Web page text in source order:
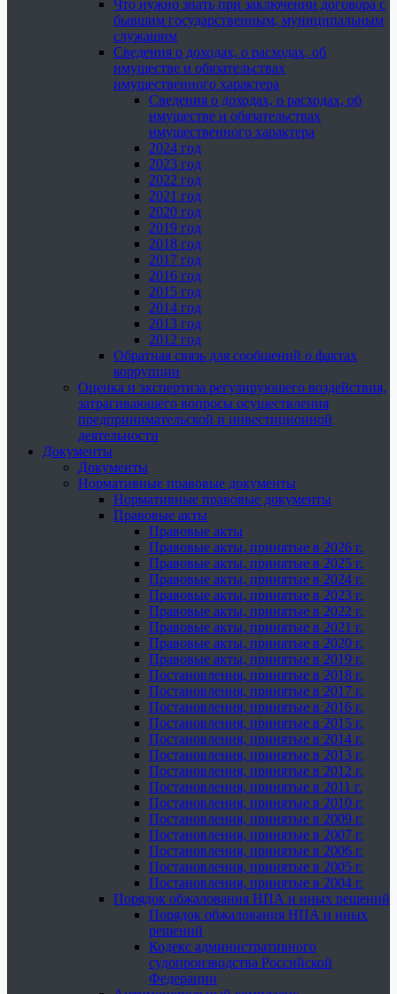
Что нужно знать при заключении договора с
бывшим государственным, муниципальным
служащим
Сведения о доходах, о расходах, об
имуществе и обязательствах
имущественного характера
Сведения о доходах, о расходах, об
имуществе и обязательствах
имущественного характера
2024 год
2023 год
2022 год
2021 год
2020 год
2019 год
2018 год
2017 год
2016 год
2015 год
2014 год
2013 год
2012 год
Обратная связь для сообщений о фактах
коррупции
Оценка и экспертиза регулирующего воздействия,
затрагивающего вопросы осуществления
предпринимательской и инвестиционной
деятельности
Документы
Документы
Нормативные правовые документы
Нормативные правовые документы
Правовые акты
Правовые акты
Правовые акты, принятые в 2026 г.
Правовые акты, принятые в 2025 г.
Правовые акты, принятые в 2024 г.
Правовые акты, принятые в 2023 г.
Правовые акты, принятые в 2022 г.
Правовые акты, принятые в 2021 г.
Правовые акты, принятые в 2020 г.
Правовые акты, принятые в 2019 г.
Постановления, принятые в 2018 г.
Постановления, принятые в 2017 г.
Постановления, принятые в 2016 г.
Постановления, принятые в 2015 г.
Постановления, принятые в 2014 г.
Постановления, принятые в 2013 г.
Постановления, принятые в 2012 г.
Постановления, принятые в 2011 г.
Постановления, принятые в 2010 г.
Постановления, принятые в 2009 г.
Постановления, принятые в 2007 г.
Постановления, принятые в 2006 г.
Постановления, принятые в 2005 г.
Постановления, принятые в 2004 г.
Порядок обжалования НПА и иных решений
Порядок обжалования НПА и иных
решений
Кодекс административного
судопроизводства Российской
Федерации